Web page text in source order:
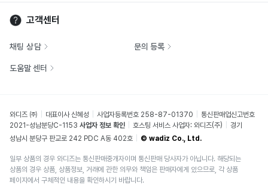
고객센터
채팅 상담 문의 등록
도움말 센터
와디즈 ㈜ 대표이사 신혜성 사업자등록번호 258-87-01370
통신판매업신고번호
2021-성남분당C-1153 사업자 정보 확인 호스팅 서비스 사업자: 와디즈(주)
경기
성남시 분당구 판교로 242 PDC A동 402호
© wadiz Co., Ltd.
일부 상품의 경우 와디즈는 통신판매중개자이며 통신판매 당사자가 아닙니다. 해당되는
상품의 경우 상품, 상품정보, 거래에 관한 의무와 책임은 판매자에게 있으므로, 각 상품
페이지에서 구체적인 내용을 확인하시기 바랍니다.